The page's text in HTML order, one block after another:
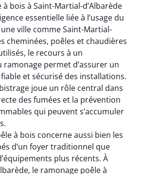
à bois à Saint-Martial-d’Albarède
essentielle liée à l’usage du
ville comme Saint-Martial-
cheminées, poêles et chaudières
le recours à un
permet d’assurer un
et sécurisé des installations.
joue un rôle central dans
des fumées et la prévention
qui peuvent s’accumuler
à bois concerne aussi bien les
d’un foyer traditionnel que
plus récents. À
le ramonage poêle à